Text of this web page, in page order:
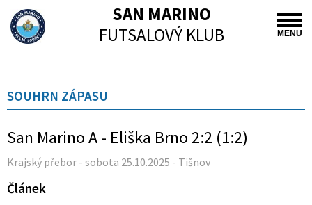
MENU
SAN MARINO
FUTSALOVÝ KLUB
SOUHRN ZÁPASU
San Marino A - Eliška Brno 2:2 (1:2)
Krajský přebor - sobota 25.10.2025 - Tišnov
Článek